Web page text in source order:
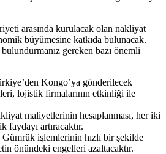
arasında kurulacak olan nakliyat
büyümesine katkıda bulunacak.
gereken bazı önemli
Kongo’ya gönderilecek
lojistik firmalarının etkinliği ile
maliyetlerinin hesaplanması, her iki
faydayı artıracaktır.
Gümrük işlemlerinin hızlı bir şekilde
önündeki engelleri azaltacaktır.